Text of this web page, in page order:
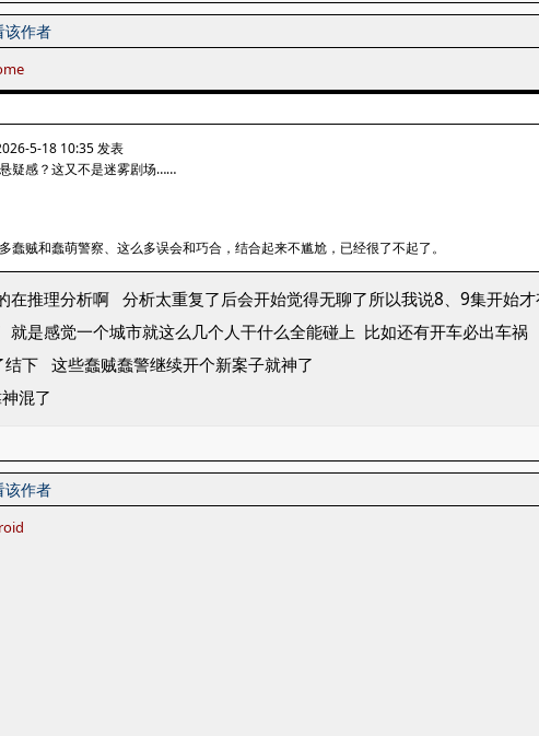
该作者
5-18 10:35 发表
疑感？这又不是迷雾剧场……
蠢贼和蠢萌警察、这么多误会和巧合，结合起来不尴尬，已经很了不起了。
在推理分析啊 分析太重复了后会开始觉得无聊了所以我说8、9集开始才
就是感觉一个城市就这么几个人干什么全能碰上 比如还有开车必出车祸
下 这些蠢贼蠢警继续开个新案子就神了
混了
该作者